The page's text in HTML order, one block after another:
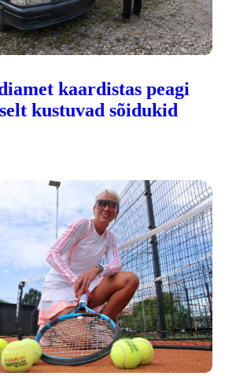
kaardistas peagi
kustuvad sõidukid